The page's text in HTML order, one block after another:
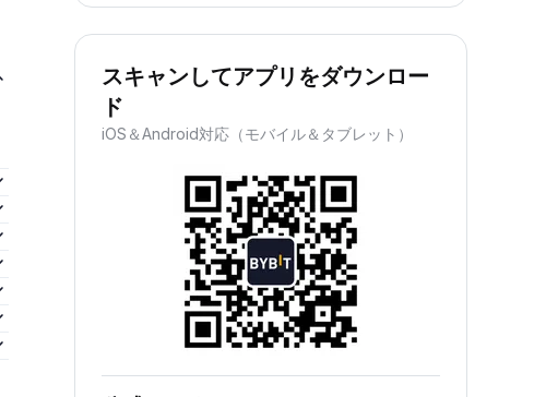
スキャンしてアプリをダウンロー
ド
iOS＆Android対応（モバイル＆タブレット）